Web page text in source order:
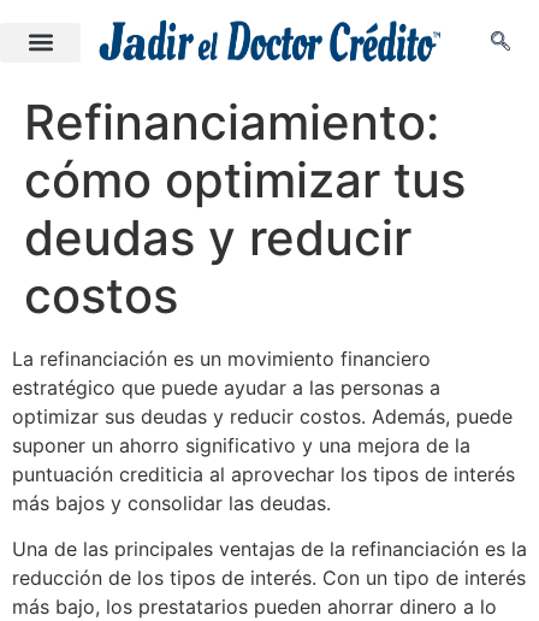
Refinanciamiento:
cómo optimizar tus
deudas y reducir
costos
La refinanciación es un movimiento financiero
estratégico que puede ayudar a las personas a
optimizar sus deudas y reducir costos. Además, puede
suponer un ahorro significativo y una mejora de la
puntuación crediticia al aprovechar los tipos de interés
más bajos y consolidar las deudas.
Una de las principales ventajas de la refinanciación es la
reducción de los tipos de interés. Con un tipo de interés
más bajo, los prestatarios pueden ahorrar dinero a lo